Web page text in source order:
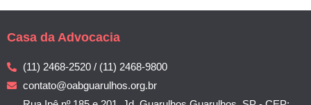
Casa da Advocacia
(11) 2468-2520 / (11) 2468-9800
contato@oabguarulhos.org.br